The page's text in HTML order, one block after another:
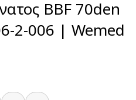
BBF 70den
2-006 | Wemed